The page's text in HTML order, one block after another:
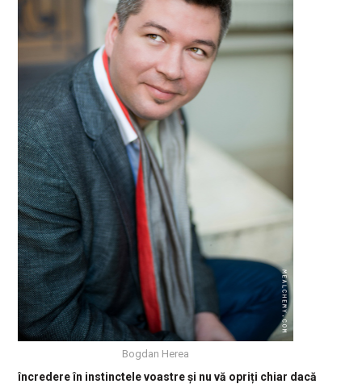
Bogdan Herea
încredere în instinctele voastre și nu vă opriți chiar dacă